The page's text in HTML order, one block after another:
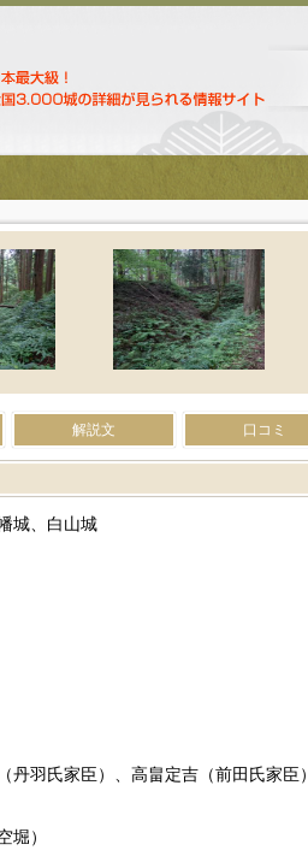
解説文 口コミ
城、白山城
丹羽氏家臣）、高畠定吉（前田氏家臣）
堀）